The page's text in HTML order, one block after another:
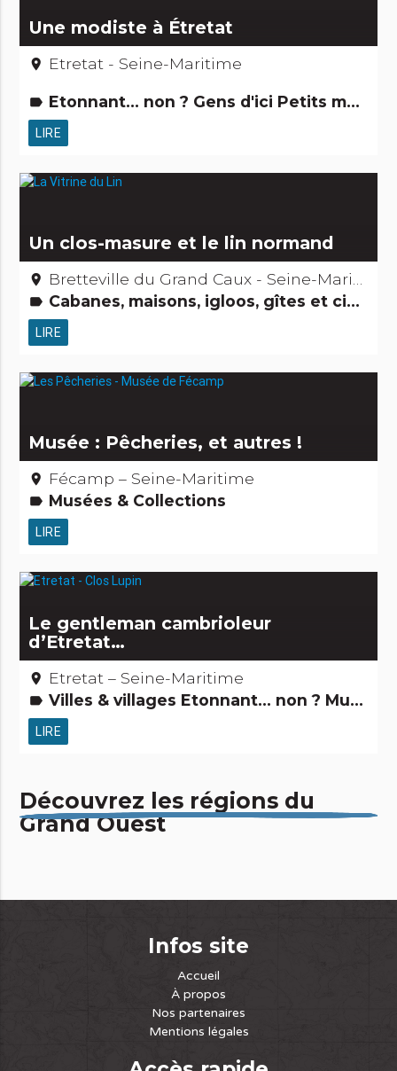
Une modiste à Étretat
place Etretat - Seine-Maritime
label Etonnant... non ? Gens d'ici Petits métiers
LIRE
Un clos-masure et le lin normand
place Bretteville du Grand Caux - Seine-Maritime
label Cabanes, maisons, igloos, gîtes et cie Gens d'ici Petits métiers Activités touristiques, sportives, culturelles
LIRE
Musée : Pêcheries, et autres !
place Fécamp – Seine-Maritime
label Musées & Collections
LIRE
Le gentleman cambrioleur
d’Etretat…
place Etretat – Seine-Maritime
label Villes & villages Etonnant... non ? Musées & Collections Légendes, histoires & Trésors Gens d'ici Activités touristiques, sportives, culturelles
LIRE
Découvrez les régions du
Grand Ouest
Infos site
Accueil
À propos
Nos partenaires
Mentions légales